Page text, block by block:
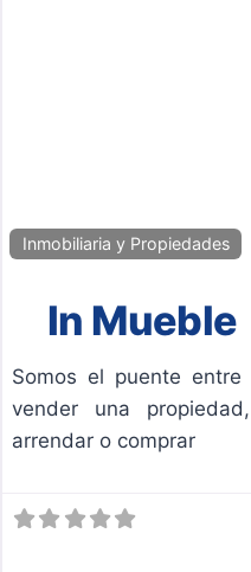
Inmobiliaria y Propiedades
In Mueble
Somos el puente
vender una
arrendar o comprar